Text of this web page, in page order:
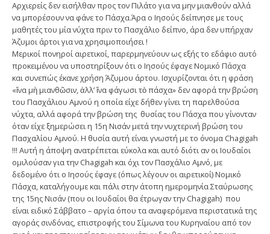
Αρχιερείς δεν εισήλθαν προς τον Πιλάτο για να μην μιανθούν αλλά
να μπορέσουν να φάνε το Πάσχα.Άρα ο Ιησούς δείπνησε με τους
μαθητές του μία νύχτα πριν το Πασχάλιο δείπνο, άρα δεν υπήρχαν
Άζυμοι άρτοι για να χρησιμοποιήσει !
Μερικοί πονηροί αιρετικοί, παρερμηνεύουν ως εξής το εδάφιο αυτό
προκειμένου να υποστηρίξουν ότι ο Ιησούς έφαγε Νομικό Πάσχα
και συνεπώς έκανε χρήση Άζυμου άρτου. Ισχυρίζονται ότι η φράση
«ἵνα μὴ μιανθῶσιν, ἀλλ’ ἵνα φάγωσι τὸ πάσχα» δεν αφορά την βρώση
του Πασχάλιου Αμνού η οποία είχε δήθεν γίνει τη παρελθούσα
νύχτα, αλλά αφορά την βρώση της θυσίας του Πάσχα που γίνονταν
όταν είχε ξημερώσει η 15η Νισάν μετά την νυχτερινή βρώση του
Πασχαλίου Αμνού. Η θυσία αυτή είναι γνωστή με το όνομα Chagigah
!!! Αυτή η άποψη ανατρέπεται εύκολα και αυτό διότι αν οι Ιουδαίοι
ομιλούσαν για την Chagigah και όχι τον Πασχάλιο Αμνό, με
δεδομένο ότι ο Ιησούς έφαγε (όπως λέγουν οι αιρετικοί) Νομικό
Πάσχα, καταλήγουμε και πάλι στην άτοπη ημερομηνία Σταύρωσης
της 15ης Νισάν (που οι Ιουδαίοι θα έτρωγαν την Chagigah) που
είναι ειδικό Σάββατο – αργία όπου τα αναφερόμενα περιστατικά της
αγοράς σινδόνας, επιστροφής του Σίμωνα του Κυρηναίου από τον